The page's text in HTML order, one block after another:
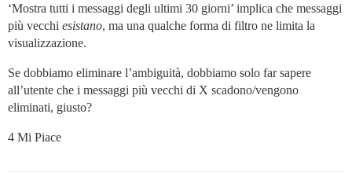
‘Mostra tutti i messaggi degli ultimi 30 giorni’ implica che messaggi
più vecchi esistano, ma una qualche forma di filtro ne limita la
visualizzazione.
Se dobbiamo eliminare l’ambiguità, dobbiamo solo far sapere
all’utente che i messaggi più vecchi di X scadono/vengono
eliminati, giusto?
4 Mi Piace